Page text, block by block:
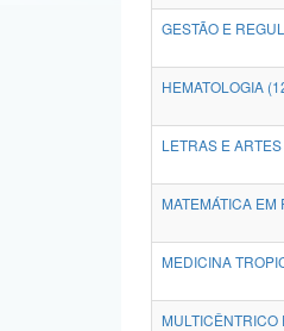
GESTÃO E
HEMATOLOGIA
LETRAS E
MATEMÁTICA
MEDICINA